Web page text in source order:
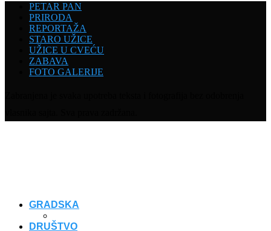
PETAR PAN
PRIRODA
REPORTAŽA
STARO UŽICE
UŽICE U CVEĆU
ZABAVA
FOTO GALERIJE
GRADSKA
DRUŠTVO